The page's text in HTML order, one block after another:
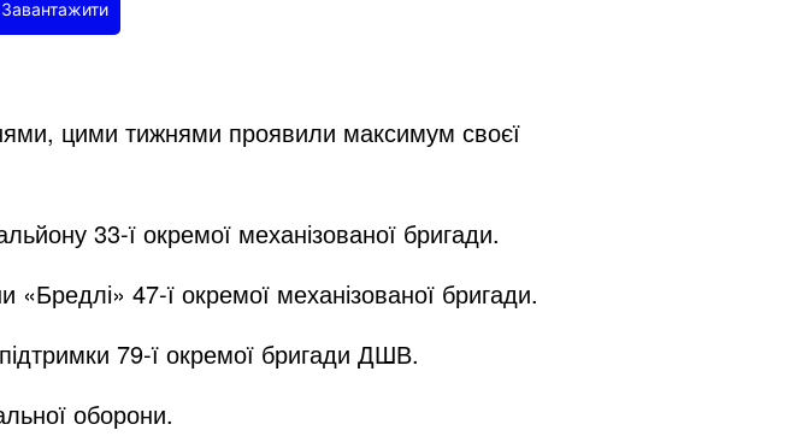
цими тижнями проявили максимум своєї
33-ї окремої механізованої бригади.
47-ї окремої механізованої бригади.
79-ї окремої бригади ДШВ.
оборони.